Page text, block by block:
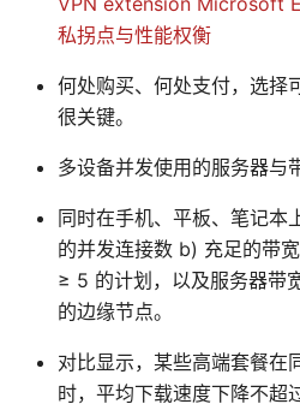
私拐点与性能权衡
何处购买、何处支付，选择
很关键。
多设备并发使用的服务器与
同时在手机、平板、笔记本
的并发连接数 b) 充足的带
≥ 5 的计划，以及服务器带
的边缘节点。
对比显示，某些高端套餐在
时，平均下载速度下降不超